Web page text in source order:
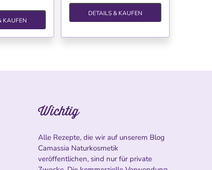
KAUFEN
DETAILS & KAUFEN
Wichtig
Alle Rezepte, die wir auf unserem Blog
Camassia Naturkosmetik
veröffentlichen, sind nur für private